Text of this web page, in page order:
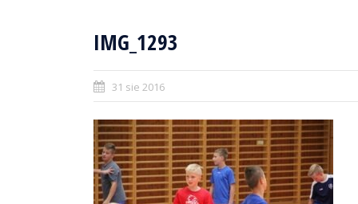
IMG_1293
31 sie 2016